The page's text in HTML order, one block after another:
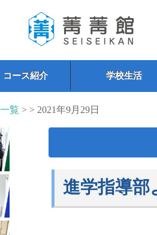
コース紹介 学校生活
覧 > > 2021年9月29日
進学指導部